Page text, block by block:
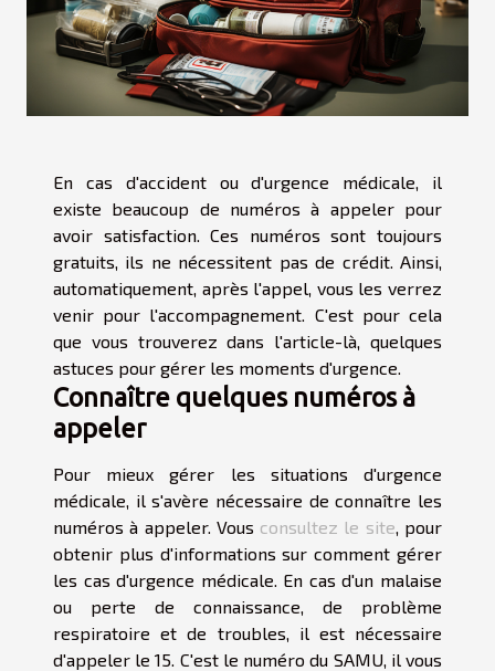
En cas d'accident ou d'urgence médicale, il
existe beaucoup de numéros à appeler pour
avoir satisfaction. Ces numéros sont toujours
gratuits, ils ne nécessitent pas de crédit. Ainsi,
automatiquement, après l'appel, vous les verrez
venir pour l'accompagnement. C'est pour cela
que vous trouverez dans l'article-là, quelques
astuces pour gérer les moments d'urgence.
Connaître quelques numéros à
appeler
Pour mieux gérer les situations d'urgence
médicale, il s'avère nécessaire de connaître les
numéros à appeler. Vous consultez le site , pour
obtenir plus d'informations sur comment gérer
les cas d'urgence médicale. En cas d'un malaise
ou perte de connaissance, de problème
respiratoire et de troubles, il est nécessaire
d'appeler le 15. C'est le numéro du SAMU, il vous